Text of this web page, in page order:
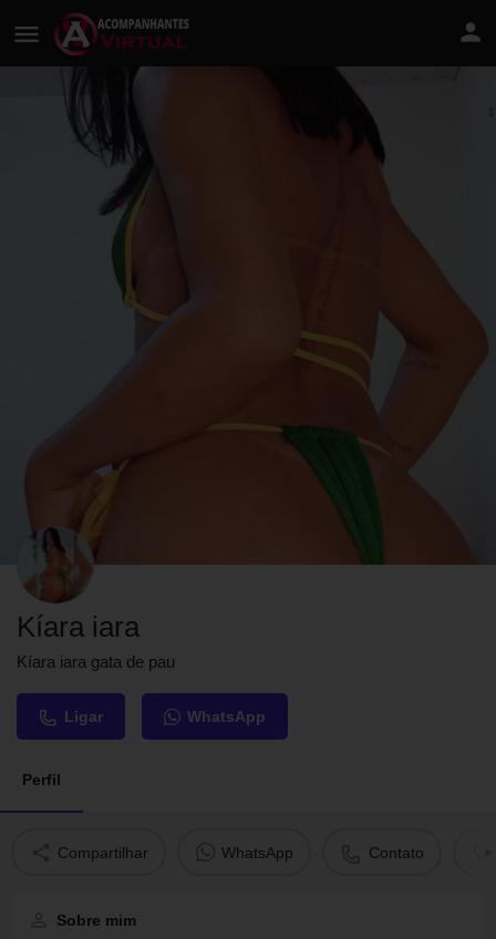
Kíara iara
Kíara iara gata de pau
Ligar WhatsApp
Perfil
Compartilhar WhatsApp Contato
Sobre mim